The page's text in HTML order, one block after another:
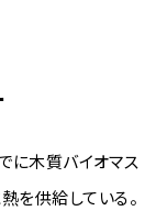
に木質バイオマス
を供給している。